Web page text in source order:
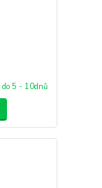
do 5 - 10dnů